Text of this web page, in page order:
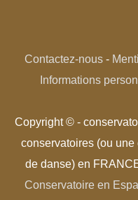
Contactez-nous-
Informations
Copyright © -
conservatoires (ou
de danse) en
Conservatoire en